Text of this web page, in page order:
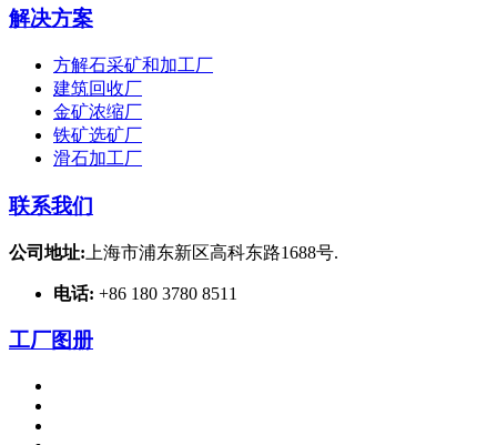
解决方案
方解石采矿和加工厂
建筑回收厂
金矿浓缩厂
铁矿选矿厂
滑石加工厂
联系我们
公司地址: 上海市浦东新区高科东路1688号.
电话: +86 180 3780 8511
工厂图册